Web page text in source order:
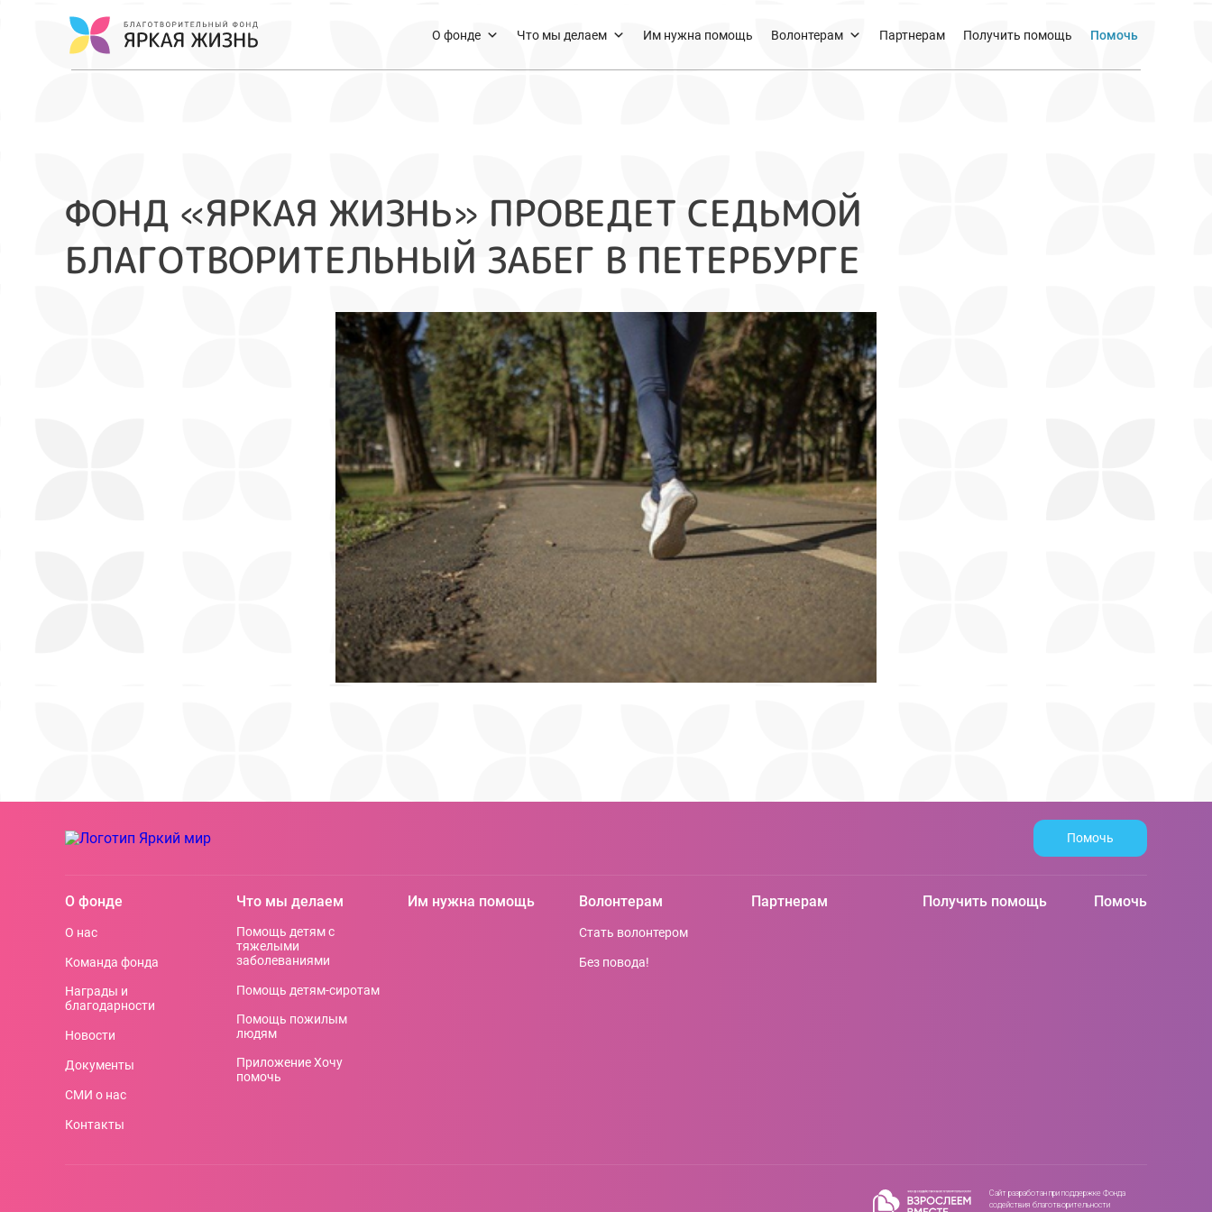
О фонде Что мы делаем Им нужна помощь Волонтерам Партнерам Получить помощь Помочь
ФОНД «ЯРКАЯ ЖИЗНЬ» ПРОВЕДЕТ СЕДЬМОЙ
БЛАГОТВОРИТЕЛЬНЫЙ ЗАБЕГ В ПЕТЕРБУРГЕ
Помочь
О фонде
О нас
Команда фонда
Награды и
благодарности
Новости
Документы
СМИ о нас
Контакты
Что мы делаем
Помощь детям с
тяжелыми
заболеваниями
Помощь детям-сиротам
Помощь пожилым
людям
Приложение Хочу
помочь
Им нужна помощь Волонтерам
Стать волонтером
Без повода!
Партнерам Получить помощь Помочь
Сайт разработан при поддержке Фонда
содействия благотворительности